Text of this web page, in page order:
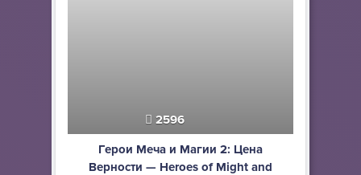
2596
Герои Меча и Магии 2: Цена
Верности — Heroes of Might and